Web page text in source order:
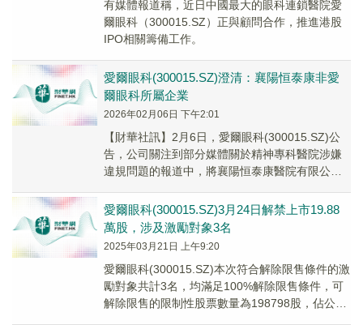
有媒體報道稱，近日中國最大的眼科連鎖醫院愛
爾眼科（300015.SZ）正與顧問合作，推進港股
IPO相關籌備工作。
愛爾眼科(300015.SZ)澄清：襄陽恒泰康非愛
爾眼科所屬企業
2026年02月06日 下午2:01
​【財華社訊】2月6日，愛爾眼科(300015.SZ)公
告，公司關注到部分媒體關於精神專科醫院涉嫌
違規問題的報道中，將襄陽恒泰康醫院有限公司
愛爾眼科(300015.SZ)3月24日解禁上市19.88
萬股，涉及激勵對象3名
2025年03月21日 上午9:20
愛爾眼科(300015.SZ)本次符合解除限售條件的激
勵對象共計3名，均滿足100%解除限售條件，可
解除限售的限制性股票數量為198798股，佔公司